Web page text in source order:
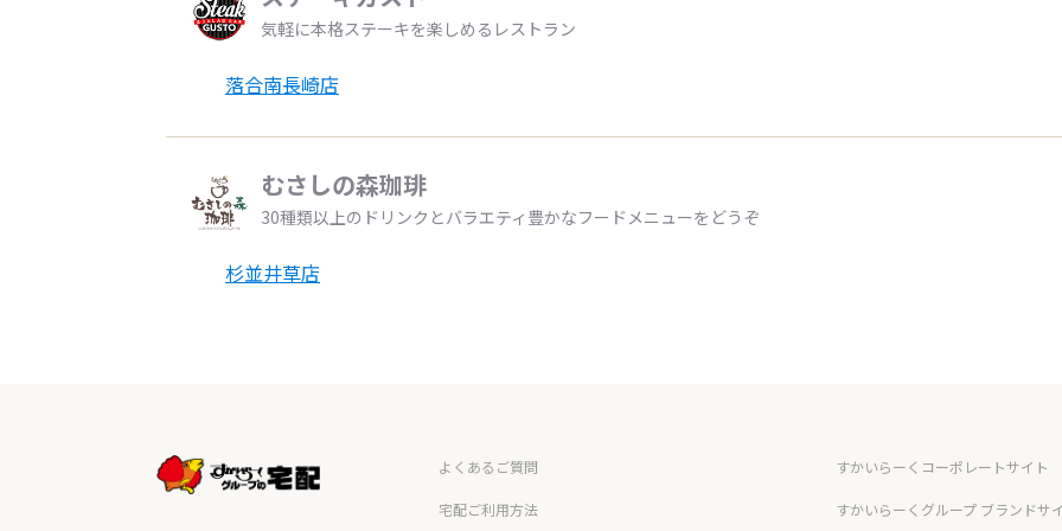
気軽に本格ステーキを楽しめるレストラン
落合南長崎店
むさしの森珈琲
30種類以上のドリンクとバラエティ豊かなフードメニューをどうぞ
杉並井草店
よくあるご質問
宅配ご利用方法
すかいらーくコーポレートサイト
すかいらーくグループ ブランドサ